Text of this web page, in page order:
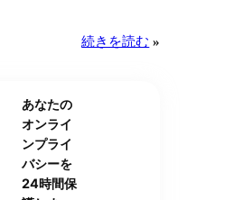
続きを読む »
あなたの
オンライ
ンプライ
バシーを
24時間保